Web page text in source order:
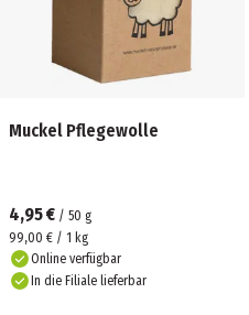
Muckel Pflegewolle
4,95 € / 50 g
99,00 € / 1 kg
Online verfügbar
In die Filiale lieferbar